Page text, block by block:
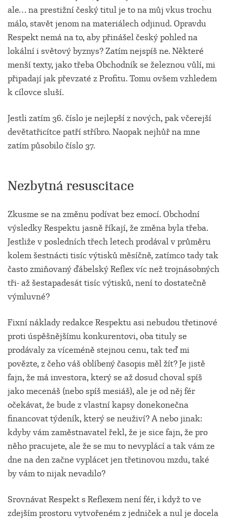
ale… na prestižní český titul je to na můj vkus trochu
málo, stavět jenom na materiálech odjinud. Opravdu
Respekt nemá na to, aby přinášel český pohled na
lokální i světový byznys? Zatím nejspíš ne. Některé
menší texty, jako třeba Obchodník se železnou vůlí, mi
připadají jak převzaté z Profitu. Tomu ovšem vzhledem
k cílovce sluší.
Jestli zatím 36. číslo je nejlepší z nových, pak včerejší
devětatřicítce patří stříbro. Naopak nejhůř na mne
zatím působilo číslo 37.
Nezbytná resuscitace
Zkusme se na změnu podívat bez emocí. Obchodní
výsledky Respektu jasně říkají, že změna byla třeba.
Jestliže v posledních třech letech prodával v průměru
kolem šestnácti tisíc výtisků měsíčně, zatímco tady tak
často zmiňovaný ďábelský Reflex víc než trojnásobných
tři- až šestapadesát tisíc výtisků, není to dostatečně
výmluvné?
Fixní náklady redakce Respektu asi nebudou třetinové
proti úspěšnějšímu konkurentovi, oba tituly se
prodávaly za víceméně stejnou cenu, tak teď mi
povězte, z čeho váš oblíbený časopis měl žít? Je jistě
fajn, že má investora, který se až dosud choval spíš
jako mecenáš (nebo spíš mesiáš), ale je od něj fér
očekávat, že bude z vlastní kapsy donekonečna
financovat týdeník, který se neuživí? A nebo jinak:
kdyby vám zaměstnavatel řekl, že je sice fajn, že pro
něho pracujete, ale že se mu to nevyplácí a tak vám ze
dne na den začne vyplácet jen třetinovou mzdu, také
by vám to nijak nevadilo?
Srovnávat Respekt s Reflexem není fér, i když to ve
zdejším prostoru vytvořeném z jedniček a nul je docela